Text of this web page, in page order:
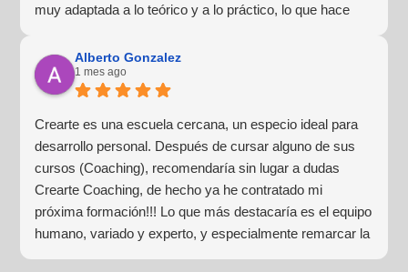
muy adaptada a lo teórico y a lo práctico, lo que hace
¡Para mí fue una excelente experiencia!
Alberto Gonzalez
1 mes ago
Crearte es una escuela cercana, un especio ideal para
desarrollo personal. Después de cursar alguno de sus
cursos (Coaching), recomendaría sin lugar a dudas
Crearte Coaching, de hecho ya he contratado mi
próxima formación!!! Lo que más destacaría es el equipo
humano, variado y experto, y especialmente remarcar la